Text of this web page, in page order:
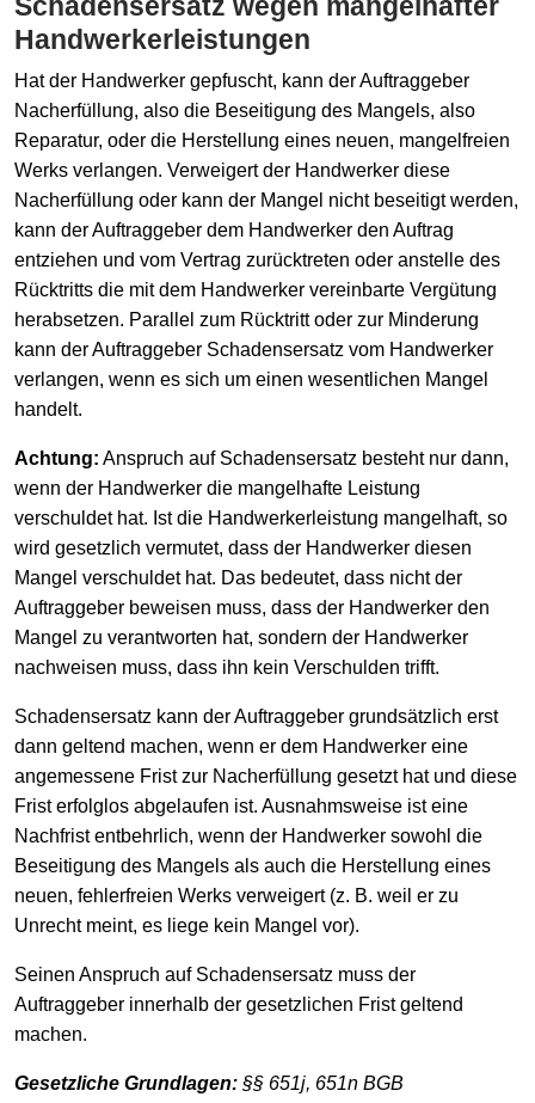
Handwerkerleistungen
Hat der Handwerker gepfuscht, kann der Auftraggeber
Nacherfüllung, also die Beseitigung des Mangels, also
Reparatur, oder die Herstellung eines neuen, mangelfreien
Werks verlangen. Verweigert der Handwerker diese
Nacherfüllung oder kann der Mangel nicht beseitigt werden,
kann der Auftraggeber dem Handwerker den Auftrag
entziehen und vom Vertrag zurücktreten oder anstelle des
Rücktritts die mit dem Handwerker vereinbarte Vergütung
herabsetzen. Parallel zum Rücktritt oder zur Minderung
kann der Auftraggeber Schadensersatz vom Handwerker
verlangen, wenn es sich um einen wesentlichen Mangel
handelt.
Achtung: Anspruch auf Schadensersatz besteht nur dann,
wenn der Handwerker die mangelhafte Leistung
verschuldet hat. Ist die Handwerkerleistung mangelhaft, so
wird gesetzlich vermutet, dass der Handwerker diesen
Mangel verschuldet hat. Das bedeutet, dass nicht der
Auftraggeber beweisen muss, dass der Handwerker den
Mangel zu verantworten hat, sondern der Handwerker
nachweisen muss, dass ihn kein Verschulden trifft.
Schadensersatz kann der Auftraggeber grundsätzlich erst
dann geltend machen, wenn er dem Handwerker eine
angemessene Frist zur Nacherfüllung gesetzt hat und diese
Frist erfolglos abgelaufen ist. Ausnahmsweise ist eine
Nachfrist entbehrlich, wenn der Handwerker sowohl die
Beseitigung des Mangels als auch die Herstellung eines
neuen, fehlerfreien Werks verweigert (z. B. weil er zu
Unrecht meint, es liege kein Mangel vor).
Seinen Anspruch auf Schadensersatz muss der
Auftraggeber innerhalb der gesetzlichen Frist geltend
machen.
Gesetzliche Grundlagen: §§ 651j, 651n BGB